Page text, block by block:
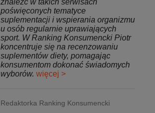
znaleźć w takich serwisach
poświęconych tematyce
suplementacji i wspierania organizmu
u osób regularnie uprawiających
sport. W Ranking Konsumencki Piotr
koncentruje się na recenzowaniu
suplementów diety, pomagając
konsumentom dokonać świadomych
wyborów. więcej >
Redaktorka Ranking Konsumencki